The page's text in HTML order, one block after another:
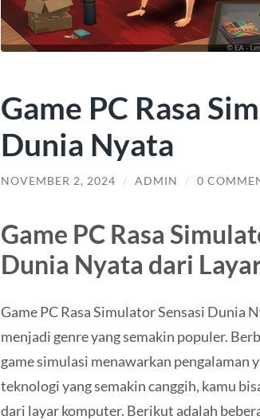
Game PC Rasa
Dunia Nyata
NOVEMBER 2, 2024 / ADMIN / 0
Game PC Rasa
Dunia Nyata dari
Game PC Rasa Simulator Sensasi Dunia
menjadi genre yang semakin populer.
game simulasi menawarkan pengalaman
teknologi yang semakin canggih, kamu
dari layar komputer. Berikut adalah